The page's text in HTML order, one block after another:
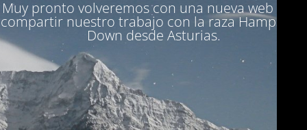
Muy pronto volveremos con una nueva web para
compartir nuestro trabajo con la raza Hampshire
Down desde Asturias.